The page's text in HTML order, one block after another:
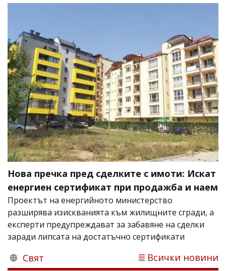
Нова пречка пред сделките с имоти: Искат
енергиен сертификат при продажба и наем
Проектът на енергийното министерство
разширява изискванията към жилищните сгради, а
експерти предупреждават за забавяне на сделки
заради липсата на достатъчно сертификати
Свят Всички новини